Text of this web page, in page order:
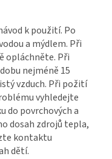
k použití. Po
a mýdlem. Při
opláchněte. Při
nejméně 15
vzduch. Při požití
vyhledejte
do povrchových a
dosah zdrojů tepla,
kontaktu
dětí.